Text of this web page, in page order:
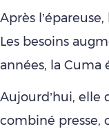
Après
Les besoins
années, la Cuma
Aujourd’hui, elle
combiné presse,